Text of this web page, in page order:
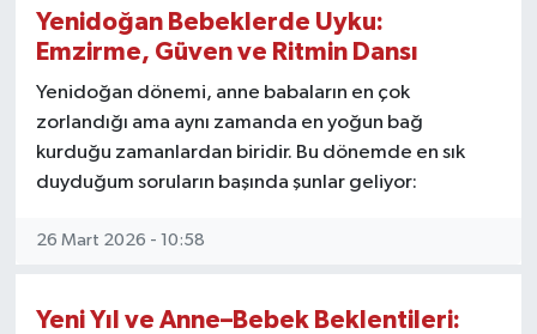
Yenidoğan Bebeklerde Uyku:
Emzirme, Güven ve Ritmin Dansı
Yenidoğan dönemi, anne babaların en çok
zorlandığı ama aynı zamanda en yoğun bağ
kurduğu zamanlardan biridir. Bu dönemde en sık
duyduğum soruların başında şunlar geliyor:
26 Mart 2026 - 10:58
Yeni Yıl ve Anne–Bebek Beklentileri:
ÖZEL HABER
SAĞLIK
SPOR
TEKNOLOJİ